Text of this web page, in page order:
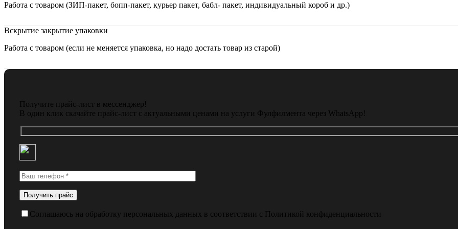
Работа с товаром (ЗИП-пакет, бопп-пакет, курьер пакет, бабл- пакет, индивидуальный короб и др.)
Вскрытие закрытие упаковки
Работа с товаром (если не меняется упаковка, но надо достать товар из старой)
Получите прайс-лист в мессенджер!
В один клик скачайте прайс-лист с актуальными ценами на услуги Фулфилмента через WhatsApp!
Соглашаюсь на обработку персональных данных в соответствии с Политикой конфиденциальности